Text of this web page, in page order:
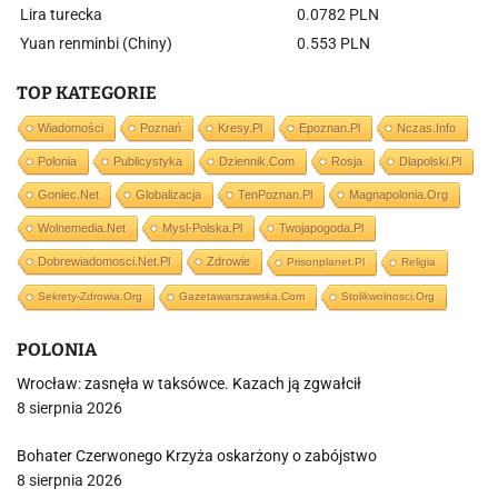
Lira turecka
0.0782 PLN
Yuan renminbi (Chiny)
0.553 PLN
TOP KATEGORIE
Wiadomości Poznań Kresy.pl Epoznan.pl Nczas.info
Polonia Publicystyka Dziennik.com Rosja Dlapolski.pl
Goniec.net Globalizacja TenPoznan.pl Magnapolonia.org
Wolnemedia.net Mysl-Polska.pl Twojapogoda.pl
Dobrewiadomosci.net.pl Zdrowie Prisonplanet.pl Religia
Sekrety-Zdrowia.org Gazetawarszawska.com Stolikwolnosci.org
POLONIA
Wrocław: zasnęła w taksówce. Kazach ją zgwałcił
8 sierpnia 2026
Bohater Czerwonego Krzyża oskarżony o zabójstwo
8 sierpnia 2026